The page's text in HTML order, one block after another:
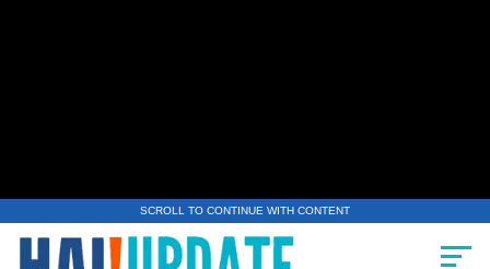
SCROLL TO CONTINUE WITH CONTENT